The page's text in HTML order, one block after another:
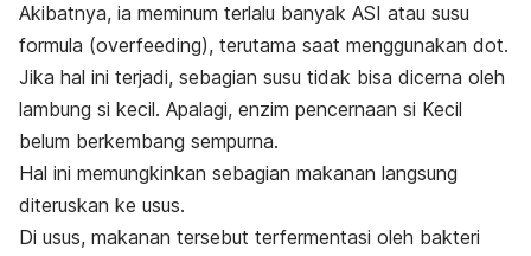
Akibatnya, ia meminum terlalu banyak ASI atau susu
formula (overfeeding), terutama saat menggunakan dot.
Jika hal ini terjadi, sebagian susu tidak bisa dicerna oleh
lambung si kecil. Apalagi, enzim pencernaan si Kecil
belum berkembang sempurna.
Hal ini memungkinkan sebagian makanan langsung
diteruskan ke usus.
Di usus, makanan tersebut terfermentasi oleh bakteri